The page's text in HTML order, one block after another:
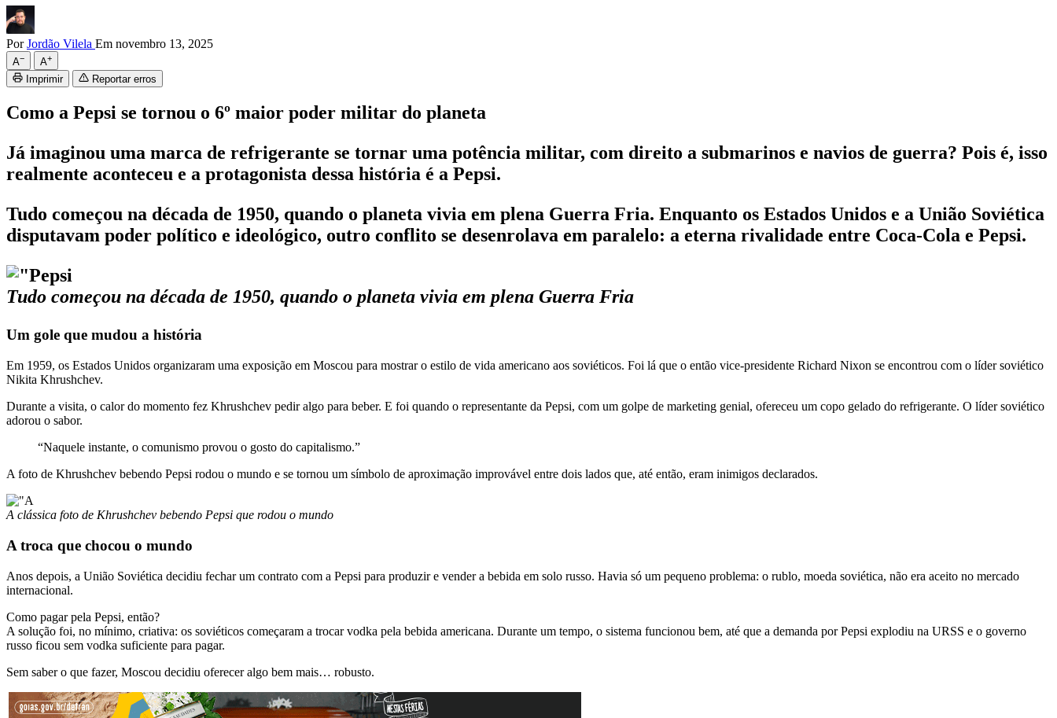
PorJordão Vilela Em novembro 13, 2025
A− A+
Imprimir Reportar erros
Como a Pepsi se tornou o 6º maior poder militar do planeta
Já imaginou uma marca de refrigerante se tornar uma potência militar, com direito a submarinos e navios de guerra? Pois é, isso
realmente aconteceu e a protagonista dessa história é a Pepsi.
Tudo começou na década de 1950, quando o planeta vivia em plena Guerra Fria. Enquanto os Estados Unidos e a União Soviética
disputavam poder político e ideológico, outro conflito se desenrolava em paralelo: a eterna rivalidade entre Coca-Cola e Pepsi.
Tudo começou na década de 1950, quando o planeta vivia em plena Guerra Fria
Um gole que mudou a história
Em 1959, os Estados Unidos organizaram uma exposição em Moscou para mostrar o estilo de vida americano aos soviéticos. Foi lá que o então vice-presidente Richard Nixon se encontrou com o líder soviético
Nikita Khrushchev.
Durante a visita, o calor do momento fez Khrushchev pedir algo para beber. E foi quando o representante da Pepsi, com um golpe de marketing genial, ofereceu um copo gelado do refrigerante. O líder soviético
adorou o sabor.
“Naquele instante, o comunismo provou o gosto do capitalismo.”
A foto de Khrushchev bebendo Pepsi rodou o mundo e se tornou um símbolo de aproximação improvável entre dois lados que, até então, eram inimigos declarados.
A clássica foto de Khrushchev bebendo Pepsi que rodou o mundo
A troca que chocou o mundo
Anos depois, a União Soviética decidiu fechar um contrato com a Pepsi para produzir e vender a bebida em solo russo. Havia só um pequeno problema: o rublo, moeda soviética, não era aceito no mercado
internacional.
Como pagar pela Pepsi, então?
A solução foi, no mínimo, criativa: os soviéticos começaram a trocar vodka pela bebida americana. Durante um tempo, o sistema funcionou bem, até que a demanda por Pepsi explodiu na URSS e o governo
russo ficou sem vodka suficiente para pagar.
Sem saber o que fazer, Moscou decidiu oferecer algo bem mais… robusto.